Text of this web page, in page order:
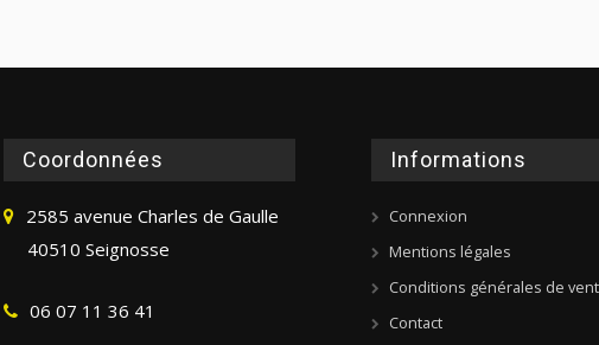
Coordonnées
2585 avenue Charles de Gaulle
40510 Seignosse
06 07 11 36 41
Informations
Connexion
Mentions légales
Conditions générales de
Contact